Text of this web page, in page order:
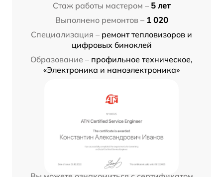
Стаж работы мастером – 5 лет
Выполнено ремонтов – 1 020
Специализация – ремонт тепловизоров и
цифровых биноклей
Образование – профильное техническое,
«Электроника и наноэлектроника»